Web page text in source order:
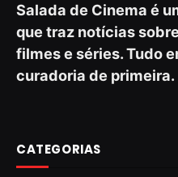
Salada de Cinema é
que traz notícias
filmes e séries. Tudo
curadoria de primeira.
CATEGORIAS